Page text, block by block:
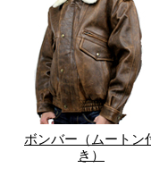
ボンバー（ムートン
き）